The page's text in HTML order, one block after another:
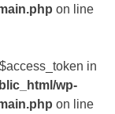
on line
in
wp-
on line